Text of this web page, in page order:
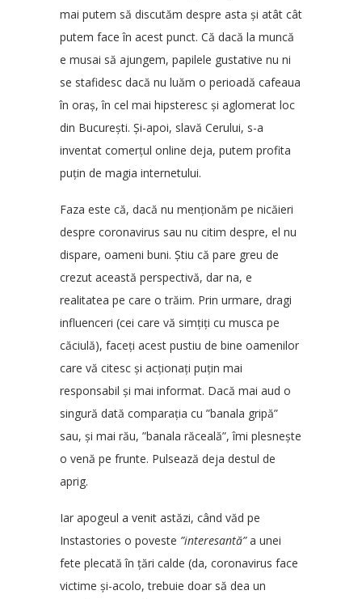
mai putem să discutăm despre asta și atât cât
putem face în acest punct. Că dacă la muncă
e musai să ajungem, papilele gustative nu ni
se stafidesc dacă nu luăm o perioadă cafeaua
în oraș, în cel mai hipsteresc și aglomerat loc
din București. Și-apoi, slavă Cerului, s-a
inventat comerțul online deja, putem profita
puțin de magia internetului.
Faza este că, dacă nu menționăm pe nicăieri
despre coronavirus sau nu citim despre, el nu
dispare, oameni buni. Știu că pare greu de
crezut această perspectivă, dar na, e
realitatea pe care o trăim. Prin urmare, dragi
influenceri (cei care vă simțiți cu musca pe
căciulă), faceți acest pustiu de bine oamenilor
care vă citesc și acționați puțin mai
responsabil și mai informat. Dacă mai aud o
singură dată comparația cu ”banala gripă”
sau, și mai rău, ”banala răceală”, îmi plesnește
o venă pe frunte. Pulsează deja destul de
aprig.
Iar apogeul a venit astăzi, când văd pe
Instastories o poveste ”interesantă”a unei
fete plecată în țări calde (da, coronavirus face
victime și-acolo, trebuie doar să dea un